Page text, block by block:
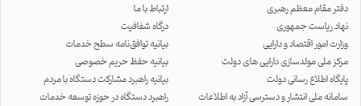
دفتر مقام معظم رهبری
نهاد ریاست جمهوری
وزارت امور اقتصاد و دارایی
مرکز ملی مولدسازی دارایی های دولت
پایگاه اطلاع رسانی دولت
سامانه ملی انتشار و دسترسی آزاد به اطلاعات
ارتباط با ما
درگاه شفافیت
بیانیه توافق‌نامه سطح خدمات
بیانیه حفظ حریم خصوصی
بیانیه راهبرد مشارکت دستگاه با مردم
راهبرد دستگاه در حوزه توسعه خدمات